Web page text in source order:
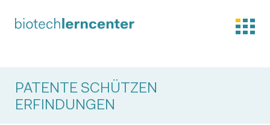
PATENTE SCHÜTZEN
ERFINDUNGEN